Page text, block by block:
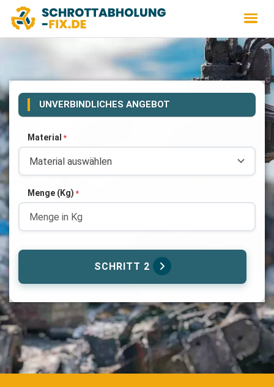
UNVERBINDLICHES ANGEBOT
Material *
Menge (Kg) *
SCHRITT 2